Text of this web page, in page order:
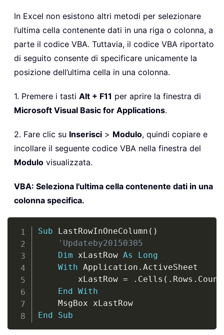
In Excel non esistono altri metodi per selezionare
l’ultima cella contenente dati in una riga o colonna, a
parte il codice VBA. Tuttavia, il codice VBA riportato
di seguito consente di specificare unicamente la
posizione dell’ultima cella in una colonna.
1. Premere i tasti Alt + F11 per aprire la finestra di
Microsoft Visual Basic for Applications.
2. Fare clic su Inserisci > Modulo, quindi copiare e
incollare il seguente codice VBA nella finestra del
Modulo visualizzata.
VBA: Seleziona l'ultima cella contenente dati in una
colonna specifica.
Sub LastRowInOneColumn ( )
'Updateby20150305
Dim xLastRow As
Long
With Application . ActiveSheet
		xLastRow
= . Cells ( . Rows . Count
End
With
	MsgBox xLastRow
End
Sub